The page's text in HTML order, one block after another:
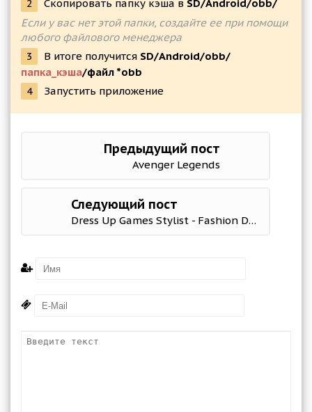
2 Скопировать папку кэша в SD/Android/obb/
Если у вас нет этой папки, создайте ее при помощи
любого файлового менеджера
3
В итоге получится SD/Android/obb/
папка_кэша/файл *obb
4
Запустить приложение
Предыдущий пост
Avenger Legends
Следующий пост
Dress Up Games Stylist - Fashion Diva Style ?